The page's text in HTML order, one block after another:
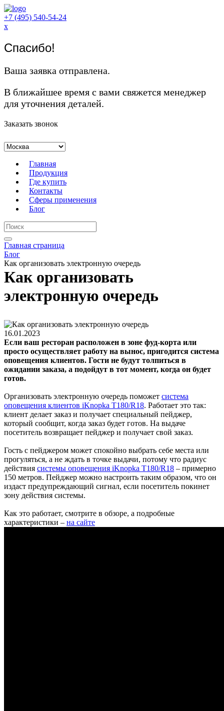
+7 (495) 540-54-24
x
Спасибо!
Ваша заявка отправлена.
В ближайшее время с вами свяжется менеджер
для уточнения деталей.
Заказать звонок
Главная
Продукция
Где купить
Контакты
Сферы применения
Блог
Главная страница
Блог
Как организовать электронную очередь
Как организовать
электронную очередь
16.01.2023
Если ваш ресторан расположен в зоне фуд-корта или
просто осуществляет работу на вынос, пригодится система
оповещения клиентов. Гости не будут толпиться в
ожидании заказа, а подойдут в тот момент, когда он будет
готов.
Организовать электронную очередь поможет система
оповещения клиентов iKnopka T180/R18. Работает это так:
клиент делает заказ и получает специальный пейджер,
который сообщит, когда заказ будет готов. На выдаче
посетитель возвращает пейджер и получает свой заказ.
Гость с пейджером может спокойно выбрать себе места или
прогуляться, а не ждать в точке выдачи, потому что радиус
действия системы оповещения iKnopka T180/R18 – примерно
150 метров. Пейджер можно настроить таким образом, что он
издаст предупреждающий сигнал, если посетитель покинет
зону действия системы.
Как это работает, смотрите в обзоре, а подробные
характеристики – на сайте